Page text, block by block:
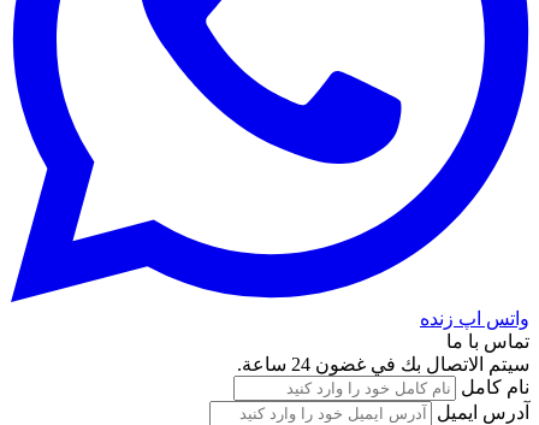
واتس اپ زنده
تماس با ما
سيتم الاتصال بك في غضون 24 ساعة.
نام کامل
آدرس ایمیل